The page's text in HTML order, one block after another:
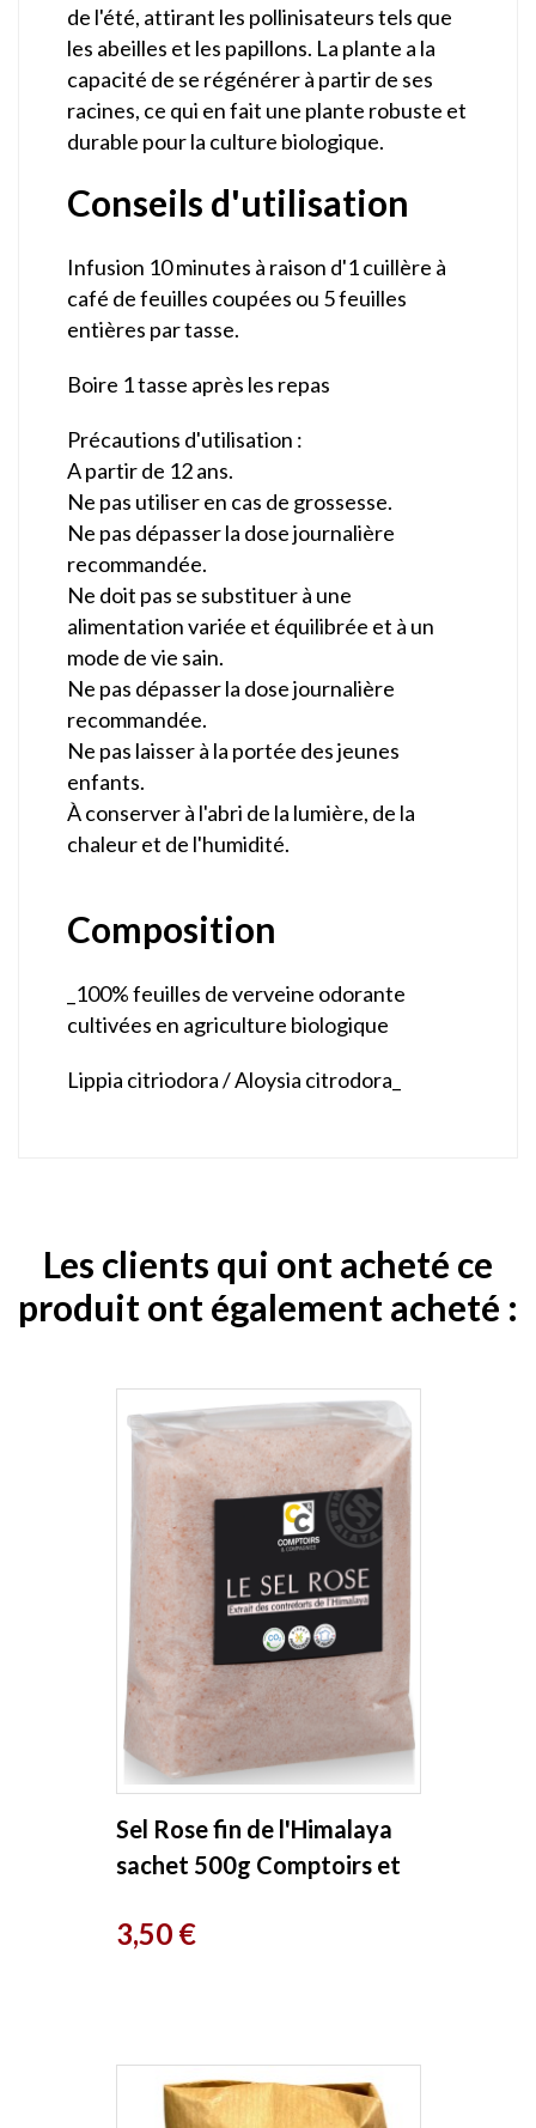
de l'été, attirant les pollinisateurs tels que
les abeilles et les papillons. La plante a la
capacité de se régénérer à partir de ses
racines, ce qui en fait une plante robuste et
durable pour la culture biologique.
Conseils d'utilisation
Infusion 10 minutes à raison d'1 cuillère à
café de feuilles coupées ou 5 feuilles
entières par tasse.
Boire 1 tasse après les repas
Précautions d'utilisation :
A partir de 12 ans.
Ne pas utiliser en cas de grossesse.
Ne pas dépasser la dose journalière
recommandée.
Ne doit pas se substituer à une
alimentation variée et équilibrée et à un
mode de vie sain.
Ne pas dépasser la dose journalière
recommandée.
Ne pas laisser à la portée des jeunes
enfants.
À conserver à l'abri de la lumière, de la
chaleur et de l'humidité.
Composition
_100% feuilles de verveine odorante
cultivées en agriculture biologique
Lippia citriodora / Aloysia citrodora_
Les clients qui ont acheté ce
produit ont également acheté :
Sel Rose fin de l'Himalaya
sachet 500g Comptoirs et
Prix
3,50 €